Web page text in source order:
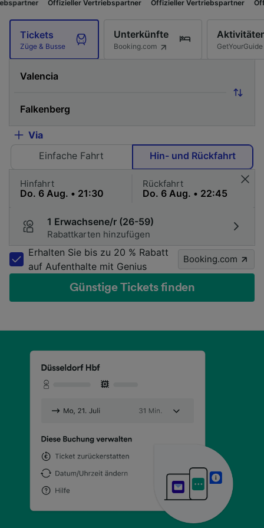
Vertriebspartner Offizieller Vertriebspartner Offizieller
Tickets
Züge & Busse
Unterkünfte
Booking.com GetYourGuide
Via
Einfache Fahrt
Hin- und Rückfahrt
Hinfahrt Rückfahrt
1 Erwachsene/r (26-59)
Rabattkarten hinzufügen
Erhalten Sie bis zu 20 % Rabatt
auf Aufenthalte mit Genius
Booking.com
Günstige Tickets finden